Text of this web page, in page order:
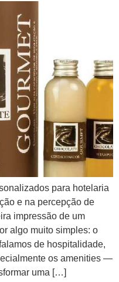
para hotelaria
e na percepção de
impressão de um
algo muito simples: o
de hospitalidade,
os amenities —
uma […]